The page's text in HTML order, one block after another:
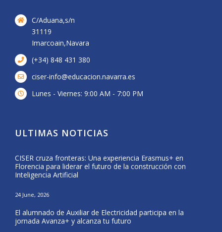
C/Aduana,s/n
31119
Imarcoain,Navara
(+34) 848 431 380
ciser-info@educacion.navarra.es
Lunes - Viernes: 9:00 AM - 7:00 PM
ULTIMAS NOTICIAS
CISER cruza fronteras: Una experiencia Erasmus+ en
Florencia para liderar el futuro de la construcción con
Inteligencia Artificial
24 June, 2026
El alumnado de Auxiliar de Electricidad participa en la
jornada Avanza+ y alcanza tu futuro